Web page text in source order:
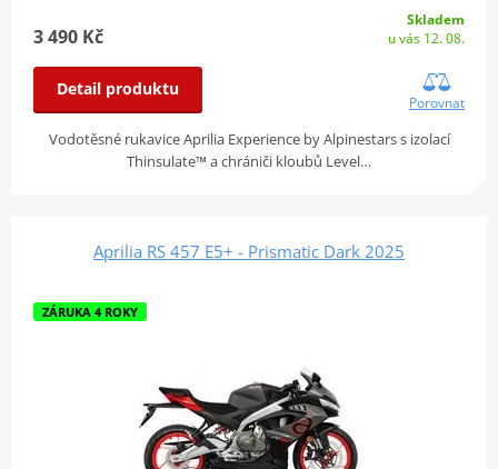
3 490 Kč
Skladem
u vás 12. 08.
Detail produktu
Porovnat
Vodotěsné rukavice Aprilia Experience by Alpinestars s izolací
Thinsulate™ a chrániči kloubů Level…
Aprilia RS 457 E5+ - Prismatic Dark 2025
ZÁRUKA 4 ROKY